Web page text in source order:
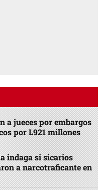
a jueces por embargos
por L921 millones
indaga si sicarios
a narcotraficante en